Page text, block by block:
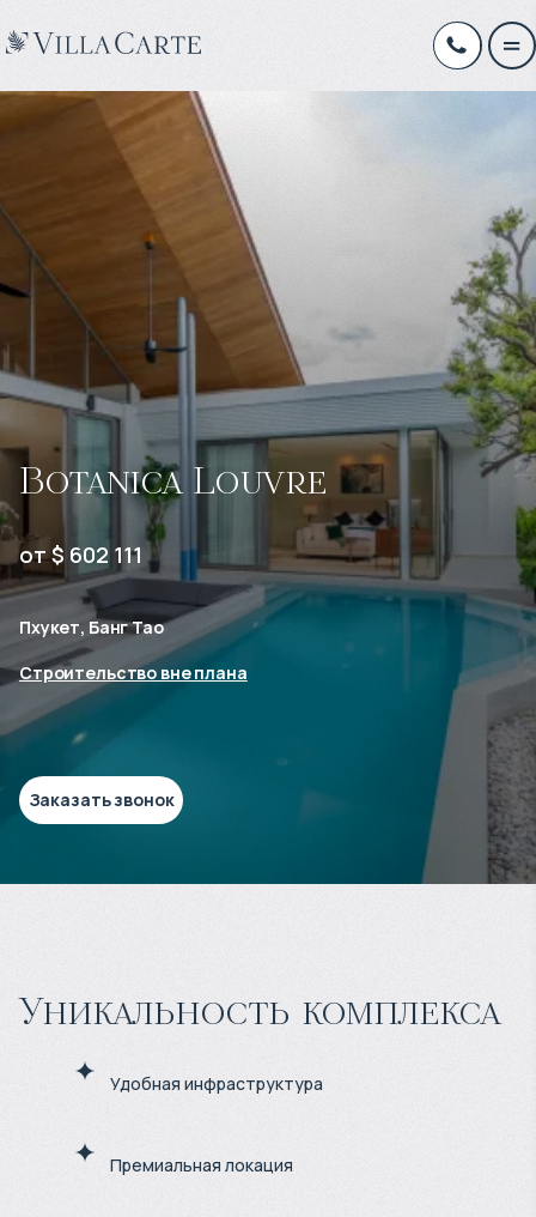
Botanica Louvre
от $ 602 111
Пхукет, Банг Тао
Строительство вне плана
Заказать звонок
Уникальность комплекса
Удобная инфраструктура
Премиальная локация